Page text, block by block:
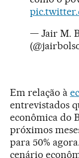
— Jair M.
Em relação à
entrevistados
econômica do
próximos
para 50%
cenário